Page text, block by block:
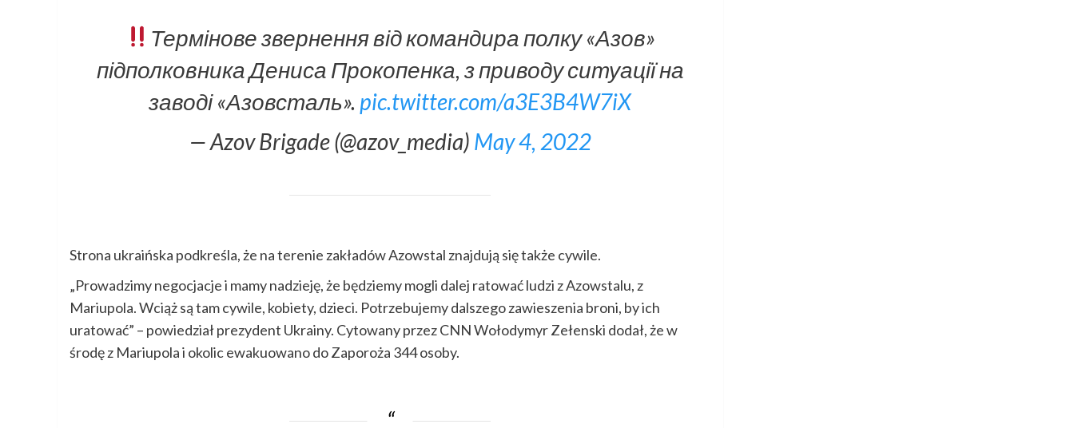
Термінове звернення від командира полку «Азов»
підполковника Дениса Прокопенка, з приводу ситуації на
заводі «Азовсталь». pic.twitter.com/a3E3B4W7iX
— Azov Brigade (@azov_media) May 4, 2022
Strona ukraińska podkreśla, że na terenie zakładów Azowstal znajdują się także cywile.
„Prowadzimy negocjacje i mamy nadzieję, że będziemy mogli dalej ratować ludzi z Azowstalu, z
Mariupola. Wciąż są tam cywile, kobiety, dzieci. Potrzebujemy dalszego zawieszenia broni, by ich
uratować” – powiedział prezydent Ukrainy. Cytowany przez CNN Wołodymyr Zełenski dodał, że w
środę z Mariupola i okolic ewakuowano do Zaporoża 344 osoby.